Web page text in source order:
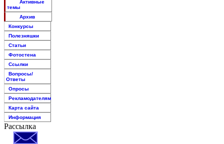
Активные
темы
Архив
Конкурсы
Полезняшки
Статьи
Фотостена
Ссылки
Вопросы/
Ответы
Опросы
Рекламодателям
Карта сайта
Информация
Рассылка